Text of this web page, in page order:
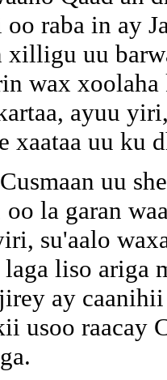
raba in ay
xilligu uu
wax
ayuu
xaataa uu ku
uu
oo la garan
su'aalo
liso ariga
ay caanihii
usoo raacay